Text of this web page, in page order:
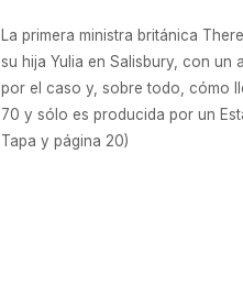
La primera ministra británica
su hija Yulia en Salisbury, con un
por el caso y, sobre todo, cómo
70 y sólo es producida por un
Tapa y página 20)